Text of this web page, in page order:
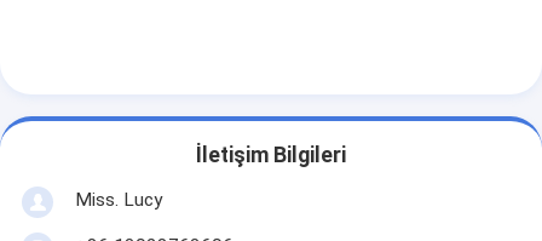
İletişim Bilgileri
Miss. Lucy